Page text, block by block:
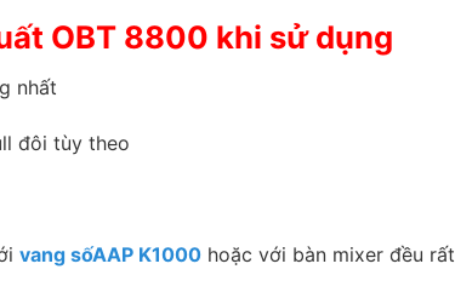
OBT 8800 khi sử dụng
nhất
đôi tùy theo
vang sốAAP K1000 hoặc với bàn mixer đều rất